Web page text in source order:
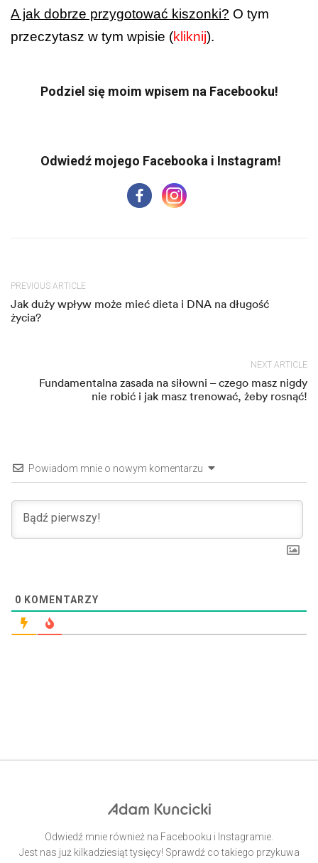
A jak dobrze przygotować kiszonki? O tym
przeczytasz w tym wpisie (kliknij).
Podziel się moim wpisem na Facebooku!
PREVIOUS ARTICLE
Jak duży wpływ może mieć dieta i DNA na długość
życia?
NEXT ARTICLE
Fundamentalna zasada na siłowni – czego masz nigdy
nie robić i jak masz trenować, żeby rosnąć!
Powiadom mnie o nowym komentarzu
0 KOMENTARZY
Odwiedź mnie również na Facebooku i Instagramie.
Jest nas już kilkadziesiąt tysięcy! Sprawdź co takiego przykuwa